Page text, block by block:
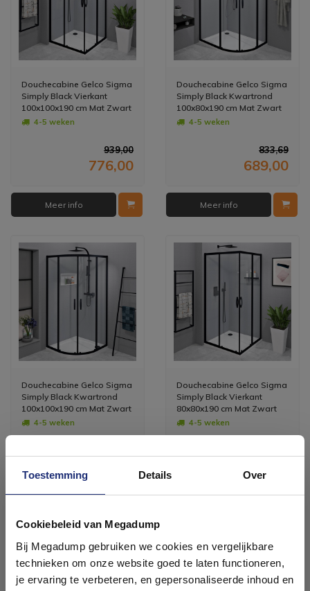
Toestemming Details Over
Cookiebeleid van Megadump
Bij Megadump gebruiken we cookies en vergelijkbare
technieken om onze website goed te laten functioneren,
je ervaring te verbeteren, en gepersonaliseerde inhoud en
Douchecabine Gelco Sigma
Simply Black Vierkant
100x100x190 cm Mat Zwart
4-5 weken
939,00
776,00
Meer info
Douchecabine Gelco Sigma
Simply Black Kwartrond
100x80x190 cm Mat Zwart
4-5 weken
833,69
689,00
Meer info
Douchecabine Gelco Sigma
Simply Black Kwartrond
100x100x190 cm Mat Zwart
4-5 weken
Douchecabine Gelco Sigma
Simply Black Vierkant
80x80x190 cm Mat Zwart
4-5 weken
badkamers in onze 1000 m²
showroom
Laat je inspireren door 21 volledig ingerichte
badkameropstellingen – van compact tot luxe. Onze